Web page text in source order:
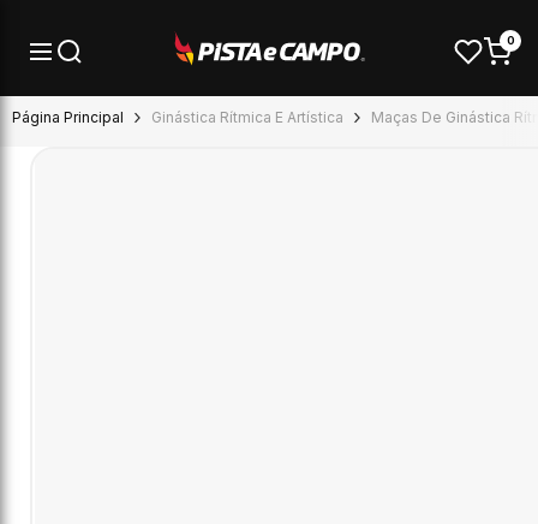
0
Página Principal Ginástica Rítmica E Artística Maças De Ginástica